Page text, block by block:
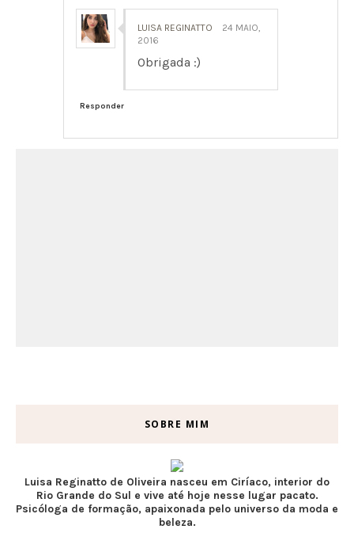
LUISA REGINATTO
24 MAIO,
2016
Obrigada :)
Responder
SOBRE MIM
Luisa Reginatto de Oliveira nasceu em Ciríaco, interior do
Rio Grande do Sul e vive até hoje nesse lugar pacato.
Psicóloga de formação, apaixonada pelo universo da moda e
beleza.